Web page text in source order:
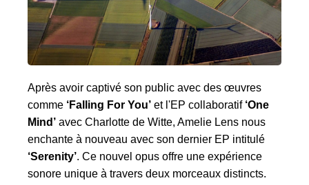
Après avoir captivé son public avec des œuvres
comme ‘Falling For You’ et l'EP collaboratif ‘One
Mind’ avec Charlotte de Witte, Amelie Lens nous
enchante à nouveau avec son dernier EP intitulé
‘Serenity’. Ce nouvel opus offre une expérience
sonore unique à travers deux morceaux distincts.